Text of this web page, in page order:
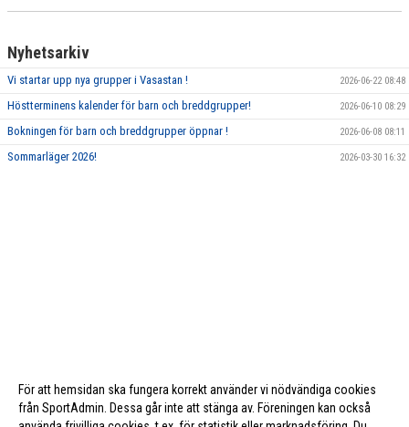
Nyhetsarkiv
Vi startar upp nya grupper i Vasastan ! 2026-06-22 08:48
Höstterminens kalender för barn och breddgrupper! 2026-06-10 08:29
Bokningen för barn och breddgrupper öppnar ! 2026-06-08 08:11
Sommarläger 2026! 2026-03-30 16:32
För att hemsidan ska fungera korrekt använder vi nödvändiga cookies
från SportAdmin. Dessa går inte att stänga av. Föreningen kan också